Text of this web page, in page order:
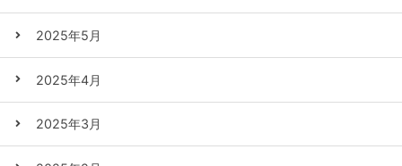
2025年5月
2025年4月
2025年3月